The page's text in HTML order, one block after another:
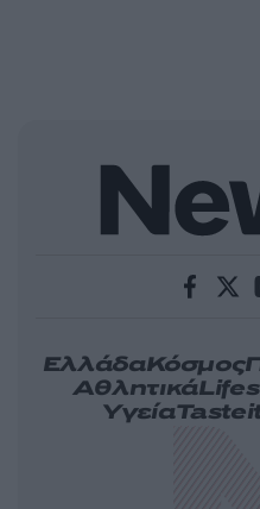
ΕλλάδαΚόσμος
Αθλητικά
Υγεία